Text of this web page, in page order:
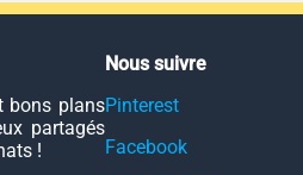
bons plans
partagés
!
Nous suivre
Pinterest
Facebook